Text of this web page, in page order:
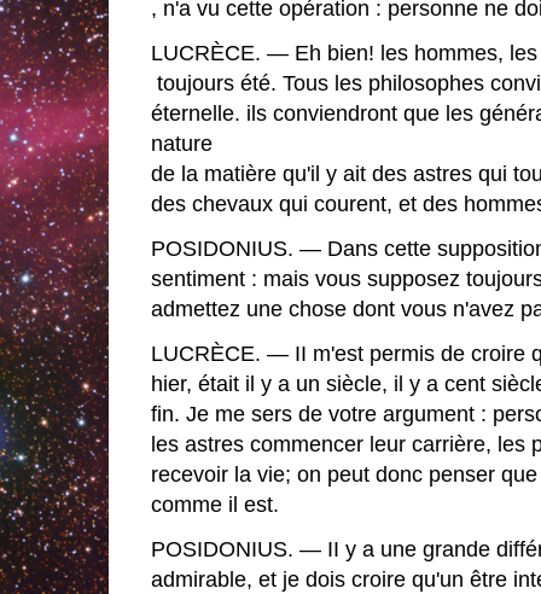
, n'a vu cette opération : personne ne
LUCRÈCE. — Eh bien! les hommes,
toujours été. Tous les philosophes
éternelle. ils conviendront que les
nature
de la matière qu'il y ait des astres qui
des chevaux qui courent, et des
POSIDONIUS. — Dans cette
sentiment : mais vous supposez
admettez une chose dont vous n'avez
LUCRÈCE. — II m'est permis de croire
hier, était il y a un siècle, il y a cent
fin. Je me sers de votre argument :
les astres commencer leur carrière, les
recevoir la vie; on peut donc penser
comme il est.
POSIDONIUS. — II y a une grande
admirable, et je dois croire qu'un être